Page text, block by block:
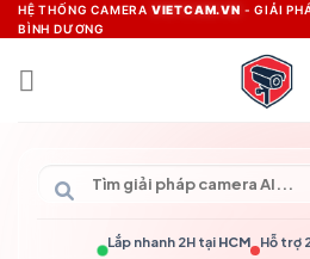
Skip
to
content
HỆ THỐNG CAMERA VIETCAM.VN - GIẢI
BÌNH DƯƠNG
Lắp nhanh 2H tại HCM Hỗ trợ